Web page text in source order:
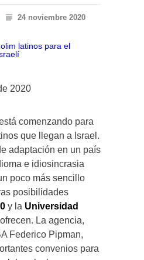
24 noviembre 2020
2020
comenzando para
que llegan a Israel.
adaptación en un país
e idiosincrasia
poco más sencillo
posibilidades
y la Universidad
ofrecen. La agencia,
Federico Pipman,
convenios para